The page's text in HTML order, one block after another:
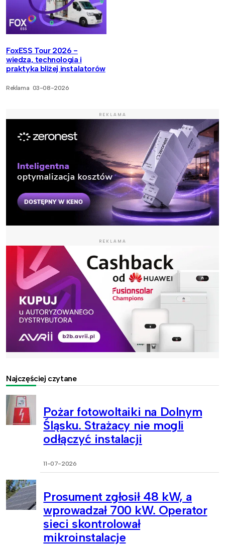
FoxESS Tour 2026 -
wiedza, technologia i
praktyka bliżej instalatorów
Reklama 03-08-2026
REKLAMA
REKLAMA
Najczęściej czytane
Pożar fotowoltaiki na Dolnym
Śląsku. Strażacy nie mogli
odłączyć instalacji
11-07-2026
Prosument zgłosił 48 kW, a
wprowadzał 700 kW. Operator
sieci skontrolował
mikroinstalacje